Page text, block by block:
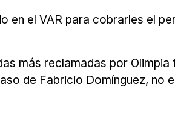
en el VAR para cobrarles el
más reclamadas por Olimpia
de Fabricio Domínguez, no